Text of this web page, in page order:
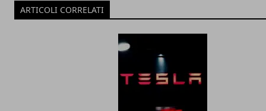
ARTICOLI CORRELATI